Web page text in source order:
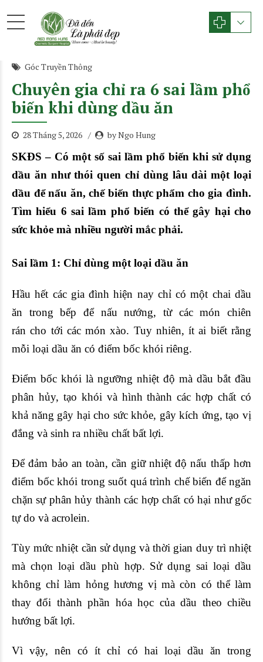
Góc Truyền Thông
Chuyên gia chỉ ra 6 sai lầm phổ
biến khi dùng dầu ăn
28 Tháng 5, 2026 by Ngo Hung
SKĐS – Có một số sai lầm phổ biến khi sử dụng
dầu ăn như thói quen chỉ dùng lâu dài một loại
dầu để nấu ăn, chế biến thực phẩm cho gia đình.
Tìm hiểu 6 sai lầm phổ biến có thể gây hại cho
sức khỏe mà nhiều người mắc phải.
Sai lầm 1: Chỉ dùng một loại dầu ăn
Hầu hết các gia đình hiện nay chỉ có một chai dầu
ăn trong bếp để nấu nướng, từ các món chiên
rán cho tới các món xào. Tuy nhiên, ít ai biết rằng
mỗi loại dầu ăn có điểm bốc khói riêng.
Điểm bốc khói là ngưỡng nhiệt độ mà dầu bắt đầu
phân hủy, tạo khói và hình thành các hợp chất có
khả năng gây hại cho sức khỏe, gây kích ứng, tạo vị
đắng và sinh ra nhiều chất bất lợi.
Để đảm bảo an toàn, cần giữ nhiệt độ nấu thấp hơn
điểm bốc khói trong suốt quá trình chế biến để ngăn
chặn sự phân hủy thành các hợp chất có hại như gốc
tự do và acrolein.
Tùy mức nhiệt cần sử dụng và thời gian duy trì nhiệt
mà chọn loại dầu phù hợp. Sử dụng sai loại dầu
không chỉ làm hỏng hương vị mà còn có thể làm
thay đổi thành phần hóa học của dầu theo chiều
hướng bất lợi.
Vì vậy, nên có ít chỉ có hai loại dầu ăn trong